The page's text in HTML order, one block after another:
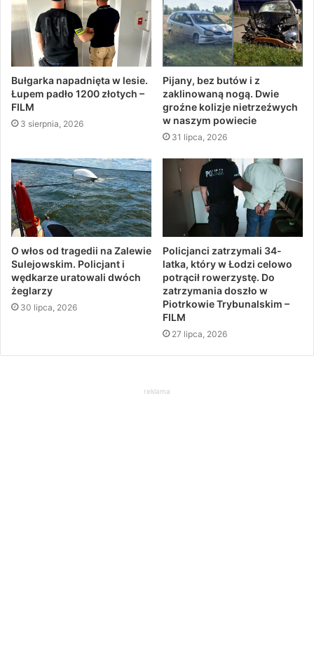
Bułgarka napadnięta w lesie.
Łupem padło 1200 złotych –
FILM
3 sierpnia, 2026
Pijany, bez butów i z
zaklinowaną nogą. Dwie
groźne kolizje nietrzeźwych
w naszym powiecie
31 lipca, 2026
O włos od tragedii na Zalewie
Sulejowskim. Policjant i
wędkarze uratowali dwóch
żeglarzy
30 lipca, 2026
Policjanci zatrzymali 34-
latka, który w Łodzi celowo
potrącił rowerzystę. Do
zatrzymania doszło w
Piotrkowie Trybunalskim –
FILM
27 lipca, 2026
reklama